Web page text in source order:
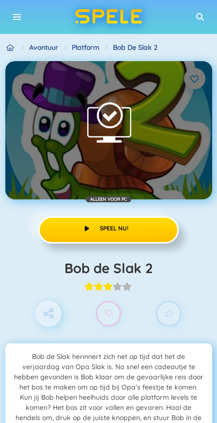
Avontuur Platform Bob De Slak 2
ALLEEN VOOR PC
SPEEL NU!
Bob de Slak 2
Bob de Slak herinnert zich net op tijd dat het de
verjaardag van Opa Slak is. Na snel een cadeautje te
hebben gevonden is Bob klaar om de gevaarlijke reis door
het bos te maken om op tijd bij Opa’s feestje te komen.
Kun jij Bob helpen heelhuids door alle platform levels te
komen? Het bos zit voor vallen en gevaren. Haal de
hendels om, druk op de juiste knoppen, en stuur Bob in de